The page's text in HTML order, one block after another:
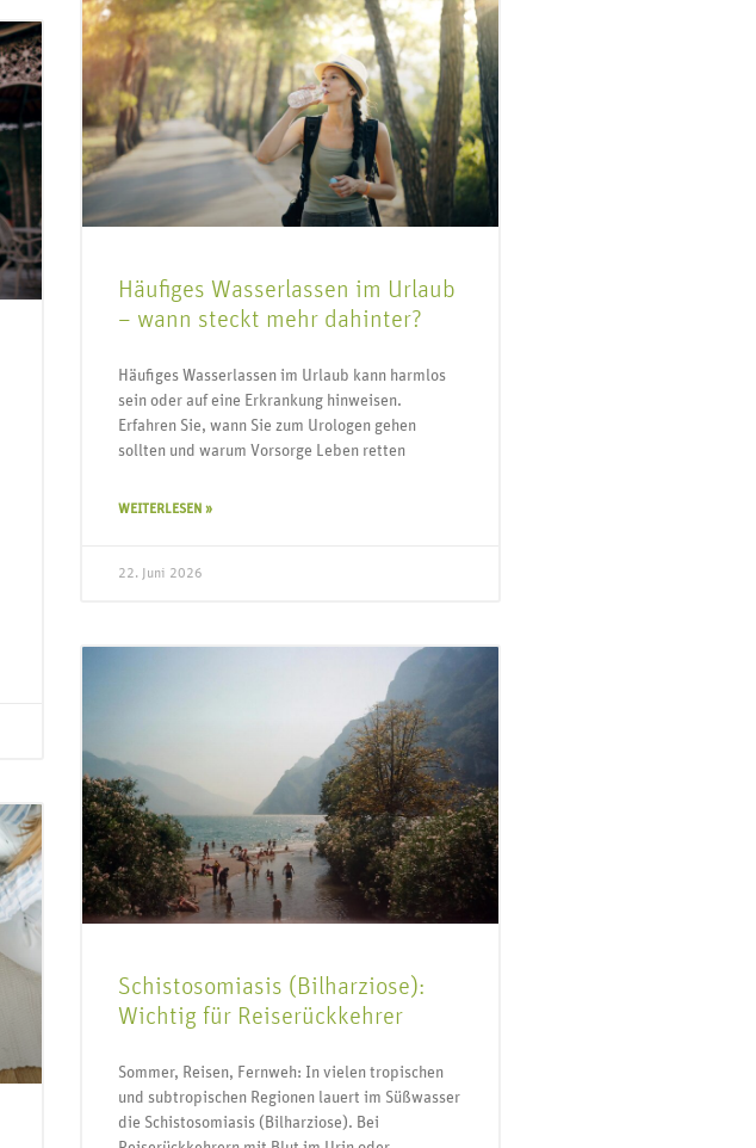
Häufiges Wasserlassen im Urlaub
– wann steckt mehr dahinter?
Häufiges Wasserlassen im Urlaub kann harmlos
sein oder auf eine Erkrankung hinweisen.
Erfahren Sie, wann Sie zum Urologen gehen
sollten und warum Vorsorge Leben retten
WEITERLESEN »
22. Juni 2026
Schistosomiasis (Bilharziose):
Wichtig für Reiserückkehrer
Sommer, Reisen, Fernweh: In vielen tropischen
und subtropischen Regionen lauert im Süßwasser
die Schistosomiasis (Bilharziose). Bei